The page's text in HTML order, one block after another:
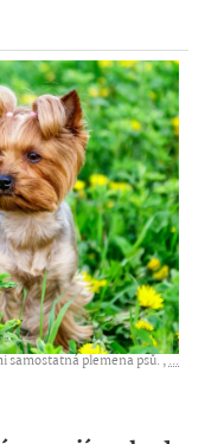
samostatná plemena psů. ,...